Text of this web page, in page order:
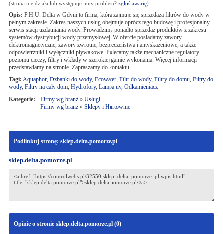
(strona nie działa lub występuje inny problem? zgłoś awarię)
Opis: P.H.U. Delta w Gdyni to firma, która zajmuje się sprzedażą filtrów do wody w
pełnym zakresie. Zakres naszych usług obejmuje oprócz tego budowę i profesjonalny
serwis stacji uzdatniania wody. Prowadzimy ponadto sprzedaż produktów z zakresu
systemów dystrybucji wody przemysłowej. W ofercie posiadamy zawory
elektromagnetyczne, zawory zwrotne, bezpieczeństwa i antyskażeniowe, a także
odpowietrzniki i wyłączniki pływakowe. Polecamy także mechaniczne regulatory
poziomu cieczy, filtry i wkłady w szerokiej gamie wykonania. Więcej informacji
przedstawiamy na stronie. Zapraszamy do kontaktu.
Tagi: Aquaphor, Dzbanki do wody, Ecowater, Filtr do wody, Filtry do domu, Filtry do
wody, Filtry na cały dom, Hydrofory, Lampa uv, Odkamieniacz
Kategorie:
Firmy wg branż» Usługi
Firmy wg branż» Sklepy i Hurtownie
Podlinkuj stronę: sklep.delta.pomorze.pl
sklep.delta.pomorze.pl
Opinie o stronie sklep.delta.pomorze.pl (0)